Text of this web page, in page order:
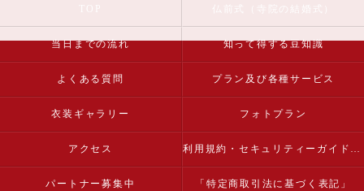
当日までの流れ 知って得する豆知識
よくある質問 プラン及び各種サービス
衣装ギャラリー フォトプラン
アクセス 利用規約・セキュリティーガイドライン
パートナー募集中 「特定商取引法に基づく表記」